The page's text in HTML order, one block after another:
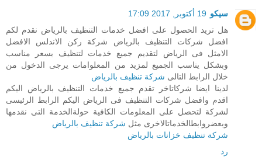
سيكو 19 أكتوبر, 2017 17:09
هل تريد الحصول على افضل خدمات التنظيف بالرياض نقدم لكم
افضل شركات التنظيف بالرياض شركة ركن الاندلس الافضل
الامثل فى الرياض لتقديم جميع خدمات لتنظيف بسعر مناسب
وبشكل يناسب الجميع لمزيد من المعلوامات يرجى الدخول من
خلال الرابط التالى شركة تنظيف بالرياض
لدينا ايضا شركاتاخر تقدم جميع خدمات التنظيف بالرياض اليكم
اقدم وافضل شركات التنظيف فى الرياض اليكم الرابط الرئيسى
لشركة لتحصل على المعلومات الكافية حولةالخدمة التى نقدمها
وبعضروابطالخدماتالاخرى مثل شركة تنظيف بالرياض
شركة تنظيف خزانات بالرياض
رد